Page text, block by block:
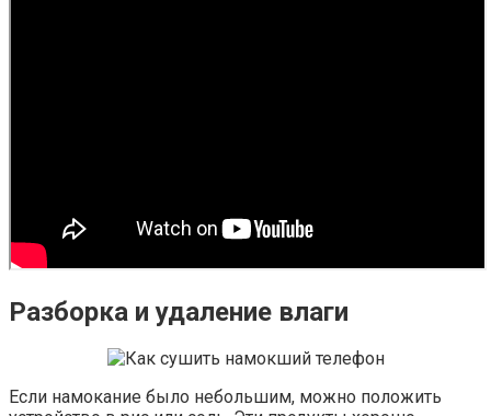
Разборка и удаление влаги
Если намокание было небольшим, можно положить